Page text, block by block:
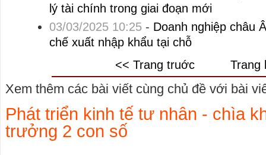
lý tài chính trong giai đoạn mới
03/03/2025 10:25- Doanh nghiệp châu
chế xuất nhập khẩu tại chỗ
<< Trang truớc
Trang
Xem thêm các bài viết cùng chủ đề với bài
Phát triển kinh tế tư nhân - chìa
trưởng 2 con số